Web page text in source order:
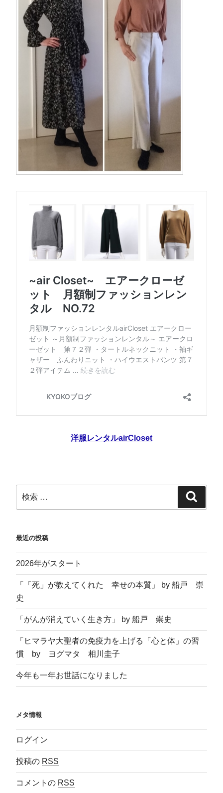
洋服レンタルairCloset
最近の投稿
2026年がスタート
「「死」が教えてくれた 幸せの本質」 by 船戸 崇
史
「がんが消えていく生き方」 by 船戸 崇史
「ヒマラヤ大聖者の免疫力を上げる「心と体」の習
慣 by ヨグマタ 相川圭子
今年も一年お世話になりました
メタ情報
ログイン
投稿の RSS
コメントの RSS